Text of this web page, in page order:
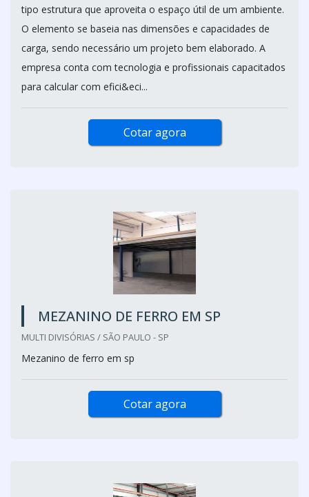
tipo estrutura que aproveita o espaço útil de um ambiente.
O elemento se baseia nas dimensões e capacidades de
carga, sendo necessário um projeto bem elaborado. A
empresa conta com tecnologia e profissionais capacitados
para calcular com efici&eci...
Cotar agora
MEZANINO DE FERRO EM SP
MULTI DIVISÓRIAS / SÃO PAULO - SP
Mezanino de ferro em sp
Cotar agora